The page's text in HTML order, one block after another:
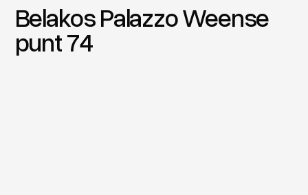
Belakos Palazzo Weense
punt 74